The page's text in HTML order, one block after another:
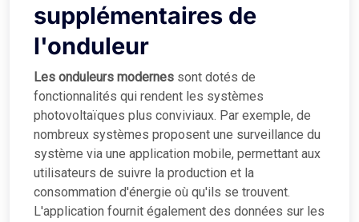
supplémentaires de
l'onduleur
Les onduleurs modernes sont dotés de
fonctionnalités qui rendent les systèmes
photovoltaïques plus conviviaux. Par exemple, de
nombreux systèmes proposent une surveillance du
système via une application mobile, permettant aux
utilisateurs de suivre la production et la
consommation d'énergie où qu'ils se trouvent.
L'application fournit également des données sur les